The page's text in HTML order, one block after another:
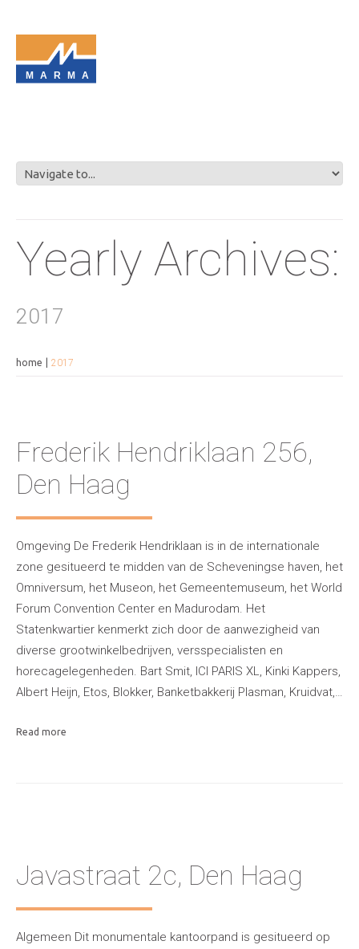
MARMA
Yearly Archives:
2017
home 2017
Frederik Hendriklaan 256,
Den Haag
Omgeving De Frederik Hendriklaan is in de internationale
zone gesitueerd te midden van de Scheveningse haven, het
Omniversum, het Museon, het Gemeentemuseum, het World
Forum Convention Center en Madurodam. Het
Statenkwartier kenmerkt zich door de aanwezigheid van
diverse grootwinkelbedrijven, versspecialisten en
horecagelegenheden. Bart Smit, ICI PARIS XL, Kinki Kappers,
Albert Heijn, Etos, Blokker, Banketbakkerij Plasman, Kruidvat,…
Read more
Javastraat 2c, Den Haag
Algemeen Dit monumentale kantoorpand is gesitueerd op